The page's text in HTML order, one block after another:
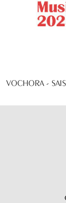
VOCHORA -